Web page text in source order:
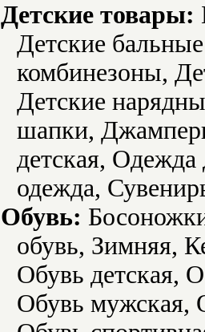
Детские товары:
Детские
комбинезоны,
Детские
шапки,
детская, Одежда
одежда,
Обувь:
обувь, Зимняя,
Обувь детская,
Обувь мужская,